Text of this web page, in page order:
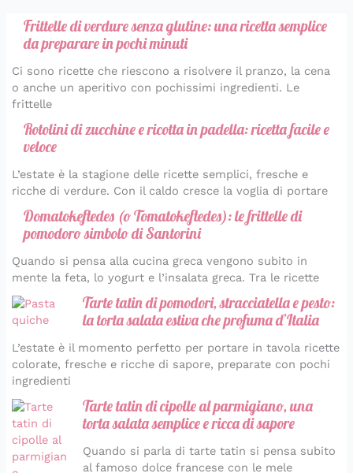
Frittelle di verdure senza glutine: una ricetta semplice
da preparare in pochi minuti
Ci sono ricette che riescono a risolvere il pranzo, la cena
o anche un aperitivo con pochissimi ingredienti. Le
frittelle
Rotolini di zucchine e ricotta in padella: ricetta facile e
veloce
L’estate è la stagione delle ricette semplici, fresche e
ricche di verdure. Con il caldo cresce la voglia di portare
Domatokeftedes (o Tomatokeftedes): le frittelle di
pomodoro simbolo di Santorini
Quando si pensa alla cucina greca vengono subito in
mente la feta, lo yogurt e l’insalata greca. Tra le ricette
Tarte tatin di pomodori, stracciatella e pesto:
la torta salata estiva che profuma d’Italia
L’estate è il momento perfetto per portare in tavola ricette
colorate, fresche e ricche di sapore, preparate con pochi
ingredienti
Tarte tatin di cipolle al parmigiano, una
torta salata semplice e ricca di sapore
Quando si parla di tarte tatin si pensa subito
al famoso dolce francese con le mele